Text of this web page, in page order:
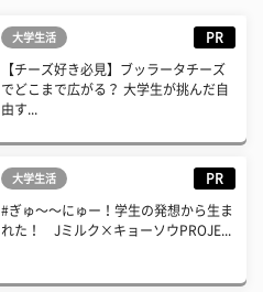
大学生活 PR
【チーズ好き必見】ブッラータチーズ
でどこまで広がる？ 大学生が挑んだ自
由す...
大学生活 PR
#ぎゅ〜〜にゅー！学生の発想から生ま
れた！ Jミルク×キョーソウPROJE...